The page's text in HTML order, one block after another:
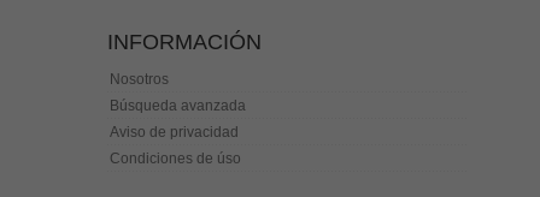
INFORMACIÓN
Nosotros
Búsqueda avanzada
Aviso de privacidad
Condiciones de úso